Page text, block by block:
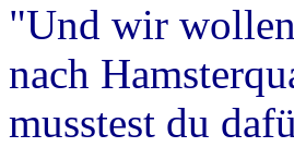
"Und wir
nach
musstest du